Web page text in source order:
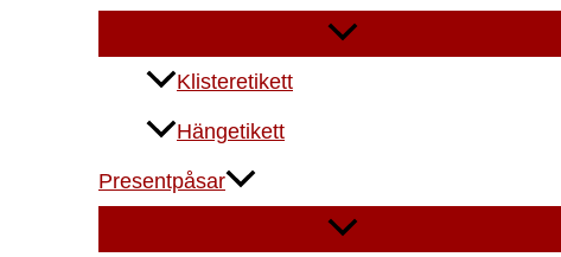
Klisteretikett
Hängetikett
Presentpåsar